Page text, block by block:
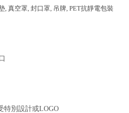
, 真空罩, 封口罩, 吊牌, PET抗靜電包裝
特別設計或LOGO